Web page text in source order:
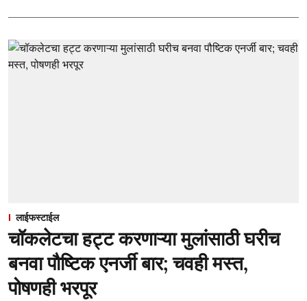
लाईफस्टाईल
चॉकलेटचा हट्ट करणाऱ्या मुलांसाठी घरीच
बनवा पौष्टिक एनर्जी बार; चवही मस्त,
पोषणही भरपूर